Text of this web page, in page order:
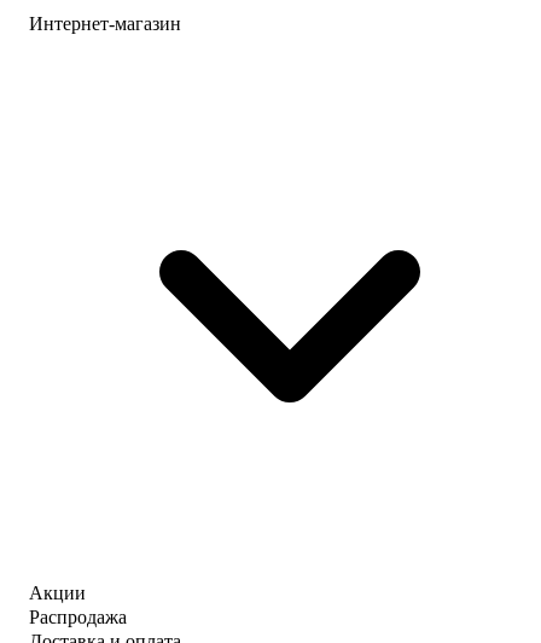
Интернет-магазин
Акции
Распродажа